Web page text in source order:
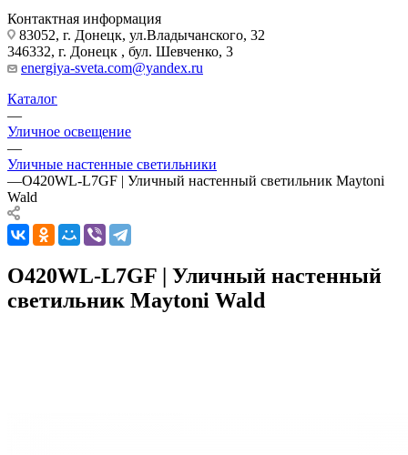
Контактная информация
83052, г. Донецк, ул.Владычанского, 32
346332, г. Донецк , бул. Шевченко, 3
energiya-sveta.com@yandex.ru
Каталог
—
Уличное освещение
—
Уличные настенные светильники
—O420WL-L7GF | Уличный настенный светильник Maytoni
Wald
O420WL-L7GF | Уличный настенный
светильник Maytoni Wald